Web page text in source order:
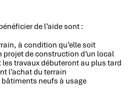
de l’aide sont :
à condition qu’elle soit
projet de construction d’un local
travaux débuteront au plus tard
l’achat du terrain
neufs à usage